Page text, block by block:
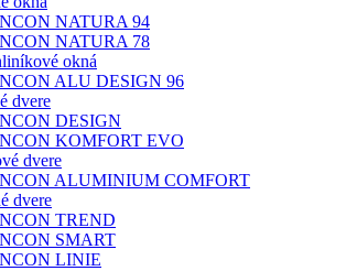
NATURA 94
NATURA 78
okná
ALU DESIGN 96
dvere
DESIGN
KOMFORT EVO
dvere
ALUMINIUM COMFORT
dvere
TREND
SMART
LINIE